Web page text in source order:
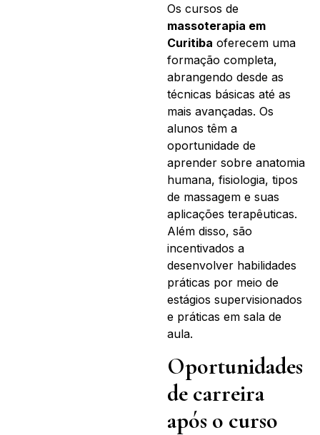
Os cursos de
massoterapia em
Curitiba oferecem uma
formação completa,
abrangendo desde as
técnicas básicas até as
mais avançadas. Os
alunos têm a
oportunidade de
aprender sobre anatomia
humana, fisiologia, tipos
de massagem e suas
aplicações terapêuticas.
Além disso, são
incentivados a
desenvolver habilidades
práticas por meio de
estágios supervisionados
e práticas em sala de
aula.
Oportunidades
de carreira
após o curso